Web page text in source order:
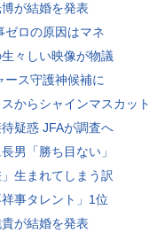
が結婚を発表
ゼロの原因はマネ
々しい映像が物議
ース守護神候補に
ト約200房を盗んだ疑い ネットで販売か 無職の男（42）逮捕 岡山県警
疑惑 JFAが調査へ
男「勝ち目ない」
」生まれてしまう訳
祥事タレント」1位
が結婚を発表